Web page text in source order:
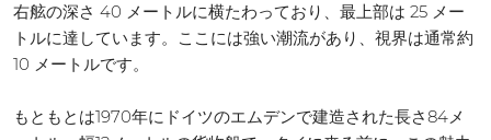
右舷の深さ 40 メートルに横たわっており、最上部は 25 メー
トルに達しています。ここには強い潮流があり、視界は通常約
10 メートルです。
もともとは1970年にドイツのエムデンで建造された長さ84メ